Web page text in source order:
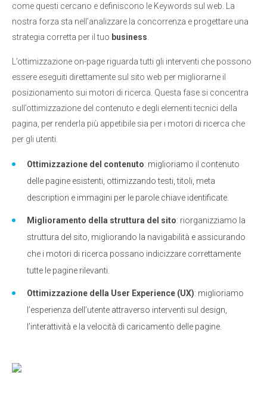
come questi cercano e definiscono le Keywords sul web. La
nostra forza sta nell’analizzare la concorrenza e progettare una
strategia corretta per il tuo business
L’ottimizzazione on-page riguarda tutti gli interventi che possono
essere eseguiti direttamente sul sito web per migliorarne il
posizionamento sui motori di ricerca. Questa fase si concentra
sull’ottimizzazione del contenuto e degli elementi tecnici della
pagina, per renderla più appetibile sia per i motori di ricerca che
per gli utenti.
Ottimizzazione del contenuto: miglioriamo il contenuto
delle pagine esistenti, ottimizzando testi, titoli, meta
description e immagini per le parole chiave identificate.
Miglioramento della struttura del sito: riorganizziamo la
struttura del sito, migliorando la navigabilità e assicurando
che i motori di ricerca possano indicizzare correttamente
tutte le pagine rilevanti.
Ottimizzazione della User Experience (UX): miglioriamo
l’esperienza dell’utente attraverso interventi sul design,
l’interattività e la velocità di caricamento delle pagine.